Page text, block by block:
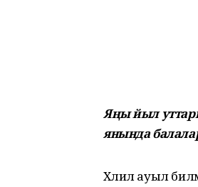
Яңы йыл
янында
Хәлил ауыл